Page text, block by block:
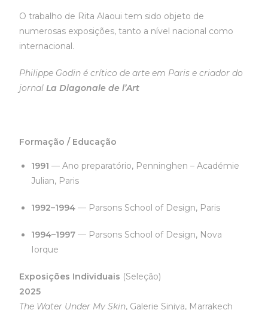
O trabalho de Rita Alaoui tem sido objeto de
numerosas exposições, tanto a nível nacional como
internacional.
Philippe Godin é crítico de arte em Paris e criador do
jornalLa Diagonale de l’Art
Formação / Educação
1991 — Ano preparatório, Penninghen – Académie
Julian, Paris
1992–1994 — Parsons School of Design, Paris
1994–1997 — Parsons School of Design, Nova
Iorque
Exposições Individuais (Seleção)
2025
The Water Under My Skin, Galerie Siniya, Marrakech